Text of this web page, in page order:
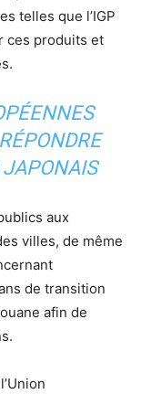
telles que l’IGP
ces produits et
aux
villes, de même
de transition
afin de